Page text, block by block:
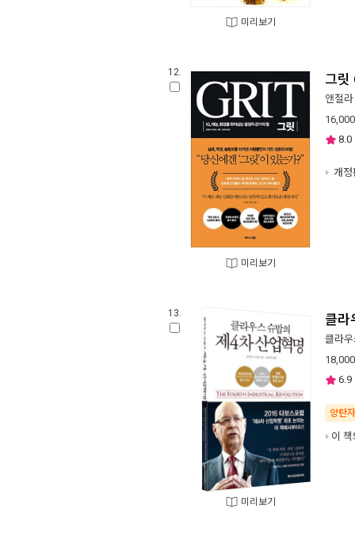
미리보기
12.
미리보기
그릿
앤절
16,000
8.0
개정
13.
미리보기
클라
클라
18,000
6.9
양탄
이